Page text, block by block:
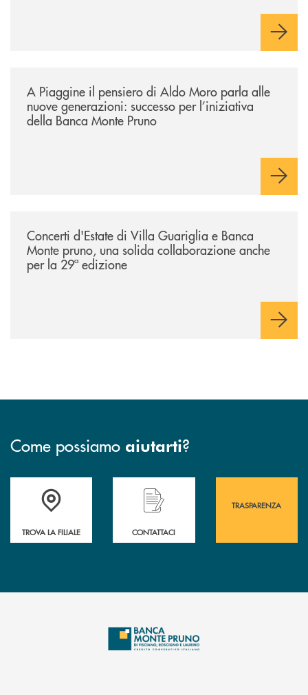
A Piaggine il pensiero di Aldo Moro parla alle
nuove generazioni: successo per l’iniziativa
della Banca Monte Pruno
Concerti d'Estate di Villa Guariglia e Banca
Monte pruno, una solida collaborazione anche
per la 29ª edizione
Come possiamo aiutarti?
Accedi all' elenco completo&nbsp; delle&nbsp; filiali&nbsp; di Banca
TROVA LA FILIALE
Hai bisogno di assistenza immediata?
CONTATTACI
TRASPARENZA